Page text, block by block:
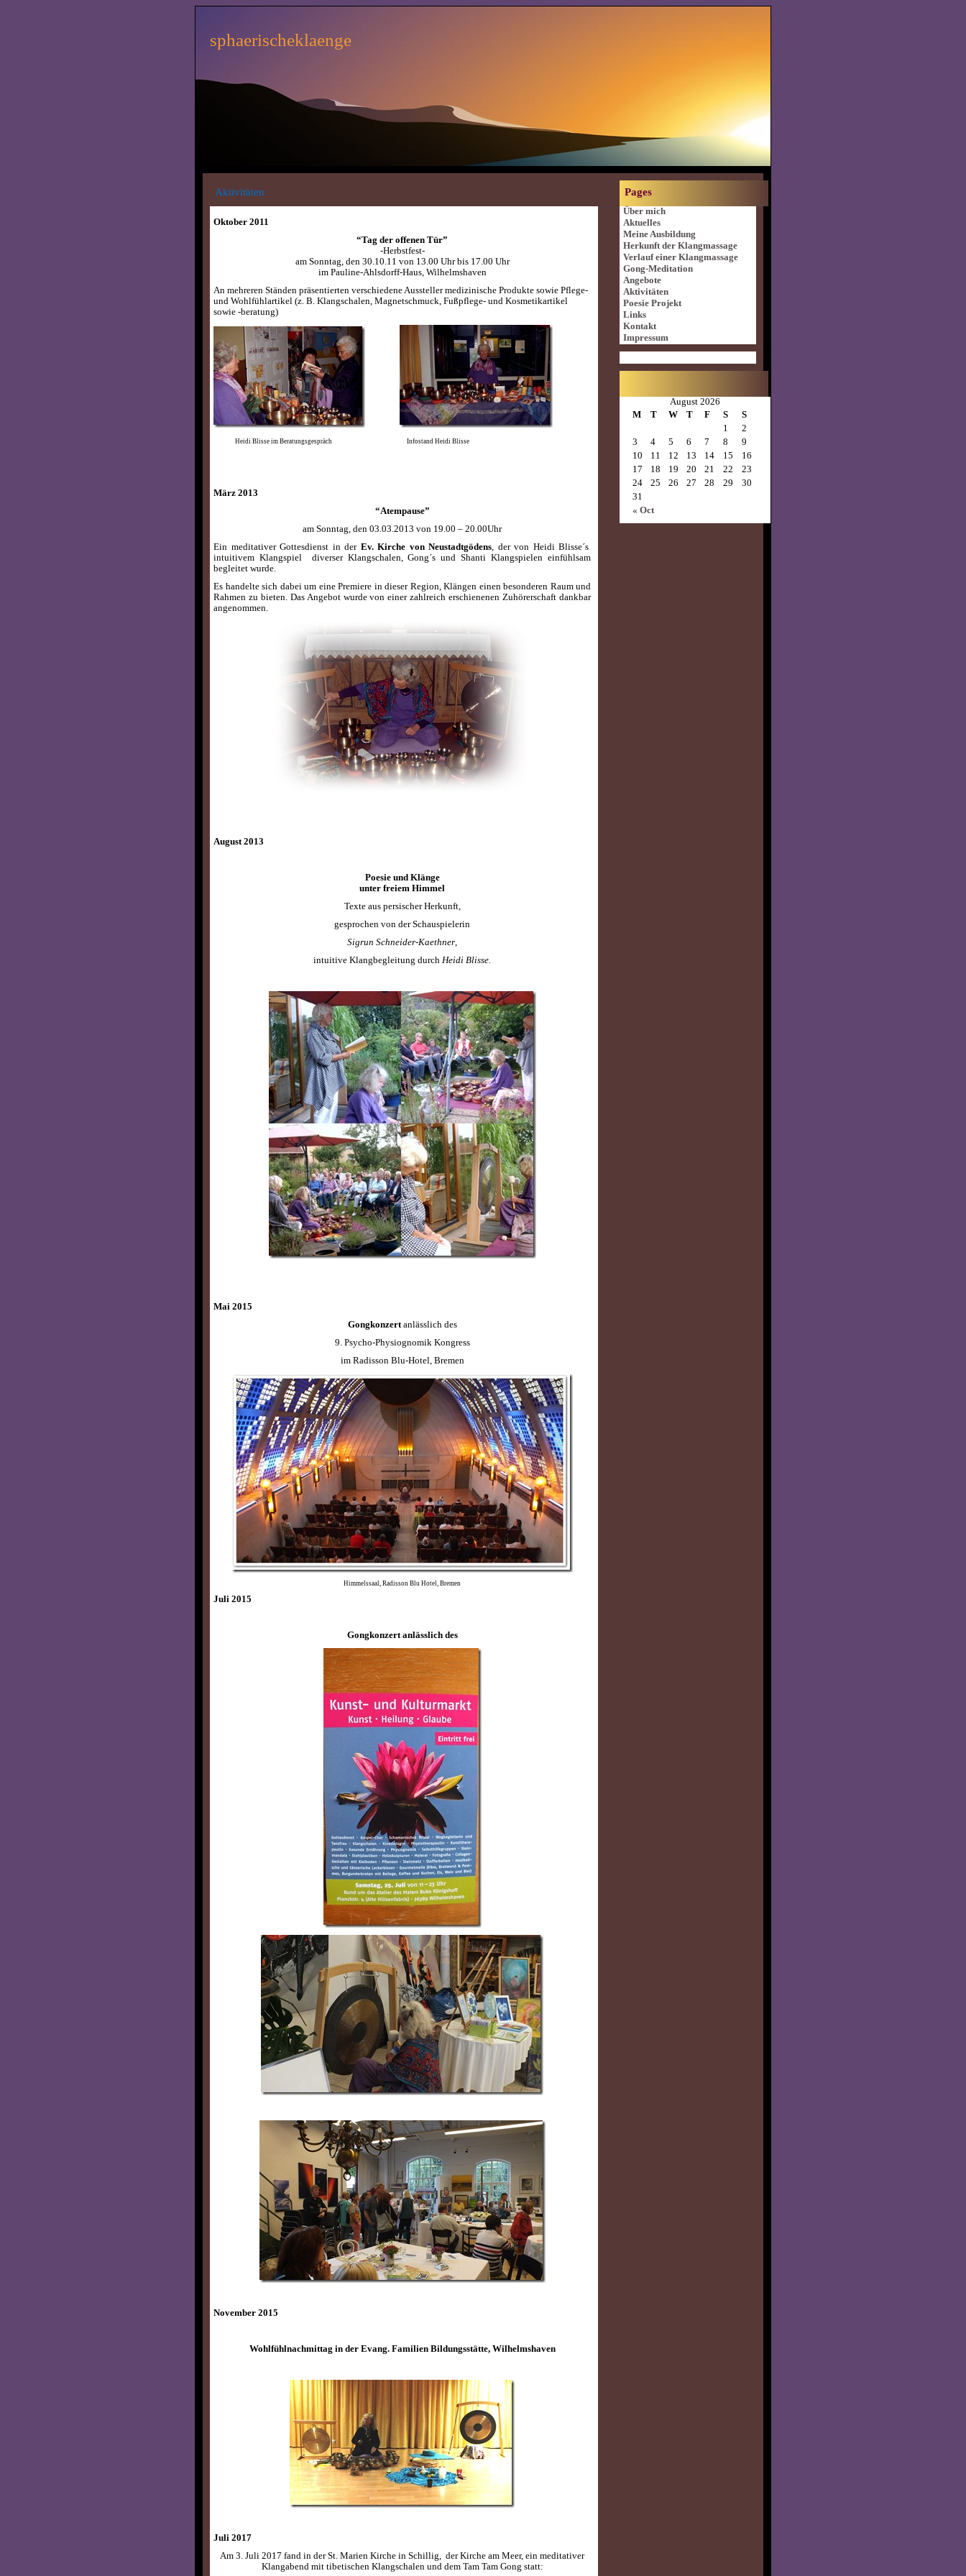
sphaerischeklaenge
Aktivitäten
Oktober 2011
“Tag der offenen Tür”
-Herbstfest-
am Sonntag, den 30.10.11 von 13.00 Uhr bis 17.00 Uhr
im Pauline-Ahlsdorff-Haus, Wilhelmshaven
An mehreren Ständen präsentierten verschiedene Aussteller medizinische Produkte sowie Pflege-
und Wohlfühlartikel (z. B. Klangschalen, Magnetschmuck, Fußpflege- und Kosmetikartikel
sowie -beratung)
Heidi Blisse im Beratungsgespräch Infostand Heidi Blisse
März 2013
“Atempause”
am Sonntag, den 03.03.2013 von 19.00 – 20.00Uhr
Ein meditativer Gottesdienst in der Ev. Kirche von Neustadtgödens, der von Heidi Blisse´s
intuitivem Klangspiel diverser Klangschalen, Gong´s und Shanti Klangspielen einfühlsam
begleitet wurde.
Es handelte sich dabei um eine Premiere in dieser Region, Klängen einen besonderen Raum und
Rahmen zu bieten. Das Angebot wurde von einer zahlreich erschienenen Zuhörerschaft dankbar
angenommen.
August 2013
Poesie und Klänge
unter freiem Himmel
Texte aus persischer Herkunft,
gesprochen von der Schauspielerin
Sigrun Schneider-Kaethner,
intuitive Klangbegleitung durch Heidi Blisse.
Mai 2015
Gongkonzertanlässlich des
9. Psycho-Physiognomik Kongress
im Radisson Blu-Hotel, Bremen
Himmelssaal, Radisson Blu Hotel, Bremen
Juli 2015
Gongkonzert anlässlich des
November 2015
Wohlfühlnachmittag in der Evang. Familien Bildungsstätte, Wilhelmshaven
Juli 2017
Am 3. Juli 2017 fand in der St. Marien Kirche in Schillig, der Kirche am Meer, ein meditativer
Klangabend mit tibetischen Klangschalen und dem Tam Tam Gong statt:
Pages
Über mich
Aktuelles
Meine Ausbildung
Herkunft der Klangmassage
Verlauf einer Klangmassage
Gong-Meditation
Angebote
Aktivitäten
Poesie Projekt
Links
Kontakt
Impressum
August 2026
M
T W T F S S
« Oct
1
2
3
4 5 6 7 8
9
10
11 12 13 14 15
16
17
18 19 20 21 22
23
24
25 26 27 28 29
30
31